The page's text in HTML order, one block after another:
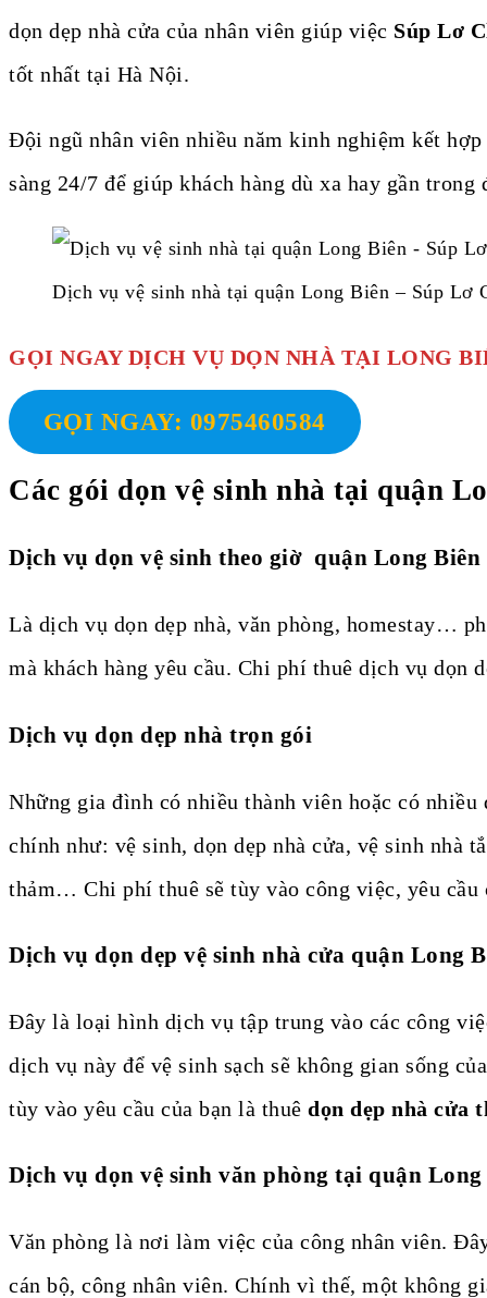
dọn dẹp nhà cửa của nhân viên giúp việc Súp Lơ
tốt nhất tại Hà Nội.
Đội ngũ nhân viên nhiều năm kinh nghiệm kết
sàng 24/7 để giúp khách hàng dù xa hay gần
Dịch vụ vệ sinh nhà tại quận Long Biên – Súp Lơ
GỌI NGAY DỊCH VỤ DỌN NHÀ TẠI LONG
GỌI NGAY: 0975460584
Các gói dọn vệ sinh nhà tại quận
Dịch vụ dọn vệ sinh theo giờ quận Long Biên
Là dịch vụ dọn dẹp nhà, văn phòng, homestay…
mà khách hàng yêu cầu. Chi phí thuê dịch vụ dọn
Dịch vụ dọn dẹp nhà trọn gói
Những gia đình có nhiều thành viên hoặc có nhiều
chính như: vệ sinh, dọn dẹp nhà cửa, vệ sinh nhà
thảm… Chi phí thuê sẽ tùy vào công việc, yêu cầu
Dịch vụ dọn dẹp vệ sinh nhà cửa quận Long
Đây là loại hình dịch vụ tập trung vào các công
dịch vụ này để vệ sinh sạch sẽ không gian sống
tùy vào yêu cầu của bạn là thuê dọn dẹp nhà cửa
Dịch vụ dọn vệ sinh văn phòng tại quận Long
Văn phòng là nơi làm việc của công nhân viên.
cán bộ, công nhân viên. Chính vì thế, một không